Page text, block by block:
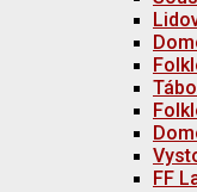
FF